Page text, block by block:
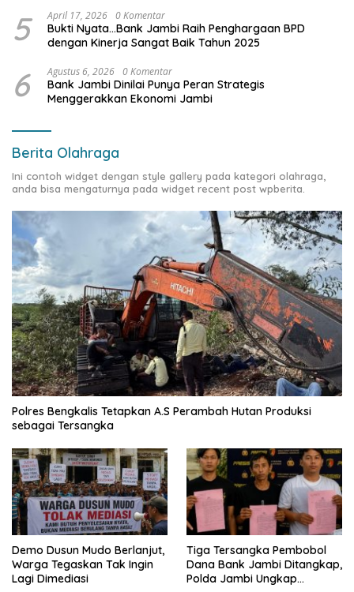
5 April 17, 2026 0 Komentar
Bukti Nyata…Bank Jambi Raih Penghargaan BPD
dengan Kinerja Sangat Baik Tahun 2025
6 Agustus 6, 2026 0 Komentar
Bank Jambi Dinilai Punya Peran Strategis
Menggerakkan Ekonomi Jambi
Berita Olahraga
Ini contoh widget dengan style gallery pada kategori olahraga,
anda bisa mengaturnya pada widget recent post wpberita.
Polres Bengkalis Tetapkan A.S Perambah Hutan Produksi
sebagai Tersangka
Demo Dusun Mudo Berlanjut,
Warga Tegaskan Tak Ingin
Lagi Dimediasi
Tiga Tersangka Pembobol
Dana Bank Jambi Ditangkap,
Polda Jambi Ungkap